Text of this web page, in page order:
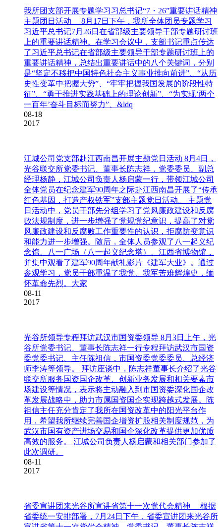
我所团支部开展专题学习习总书记“7・26”重要讲话精神
主题团日活动
8月17日下午，我所全体团员专题学习
习近平总书记7月26日在省部级主要领导干部专题研讨班
上的重要讲话精神。在学习会议中，支部书记重点传达
了习近平总书记在省部级主要领导干部专题研讨班上的
重要讲话精神，总结出重要讲话中的八个关键词，分别
是“坚定不移把中国特色社会主义事业推向前进”、“从历
史性变革中把握大势”、“牢牢把握我国发展的阶段性特
征”、“勇于推进实践基础上的理论创新”、“为实现‘两个
一百年’奋斗目标而努力”、&ldq
08-18
2017
江城公司党支部赴江西南昌开展主题党日活动 8月4日，
光谷联交所党委书记、董事长陈志祥，党委委员、副总
经理杨静，江城公司负责人杨启蒙一行，带领江城公司
全体党员在纪念建军90周年之际赴江西南昌开展了“传承
红色基因，打造产权铁军”支部主题党日活动。 主题党
日活动中，党员干部先分组学习了党风廉政建设和反腐
败法规制度，进一步增强了党规党纪意识，提高了对党
风廉政建设和反腐败工作重要性的认识，拒腐防变意识
和能力进一步增强。随后，全体人员参观了八一起义纪
念馆、八一广场（八一起义纪念塔）、江西省博物馆，
并集中观看了建军90周年献礼影片《建军大业》。通过
参观学习，党员干部重温了我党、我军苦难辉煌史，缅
怀革命先烈。大家
08-11
2017
光谷所领导专程拜访武汉市国资委领导 8月3日上午，光
谷所党委书记、董事长陈志祥一行专程拜访武汉市国资
委党委书记、主任陈祖信，市国资委党委委员、总经济
师李涛等领导。 拜访座谈中，陈志祥董事长介绍了光谷
联交所服务国资国企改革、创新业务发展和相关要素市
场建设等情况，表示将主动融入到市国资委深化国企改
革发展战略中，助力市属国资国企实现跨越式发展。陈
祖信主任充分肯定了我所在国资改革中的阳光平台作
用，希望我所继续完善国企增资扩股相关制度规范，为
武汉市国有资产进场交易和国企深化改革提供更加优质
高效的服务。 江城公司负责人杨启蒙和相关部门参加了
此次调研。
08-11
2017
省委宣讲团来光谷所宣讲省第十一次党代会精神
根据
省委统一安排部署，7月24日下午，省委宣讲团来光谷所